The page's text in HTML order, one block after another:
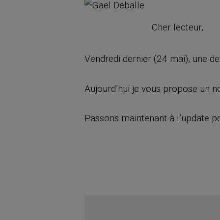
Cher lecteur,
Vendredi dernier (24 mai), une
Aujourd’hui je vous propose un
Passons maintenant à l’update